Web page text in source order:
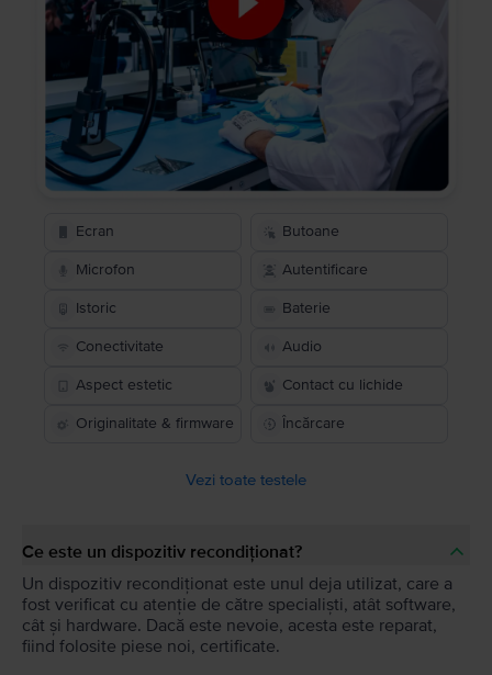
Ecran Butoane
Microfon Autentificare
Istoric Baterie
Conectivitate Audio
Aspect estetic Contact cu lichide
Originalitate & firmware Încărcare
Vezi toate testele
Ce este un dispozitiv recondiționat?
Un dispozitiv recondiționat este unul deja utilizat, care a
fost verificat cu atenție de către specialiști, atât software,
cât și hardware. Dacă este nevoie, acesta este reparat,
fiind folosite piese noi, certificate.